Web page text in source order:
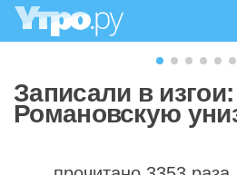
Записали в
Романовскую